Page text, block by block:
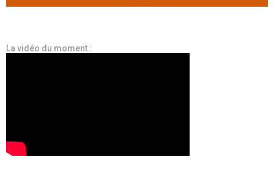
La vidéo du moment :